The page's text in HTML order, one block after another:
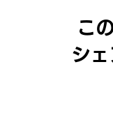
こ
シ